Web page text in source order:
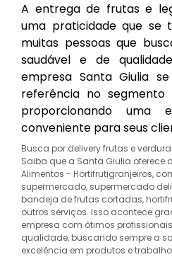
A entrega de frutas e
uma praticidade que se
muitas pessoas que
saudável e de
empresa Santa Giulia
referência no
proporcionando uma
conveniente para seus
Busca por delivery frutas e
Saiba que a Santa Giulia oferece
Alimentos - Hortifrutigranjeiros,
supermercado, supermercado
bandeja de frutas cortadas,
outros serviços. Isso acontece
empresa com ótimos
qualidade, buscando sempre a
excelência em produtos e